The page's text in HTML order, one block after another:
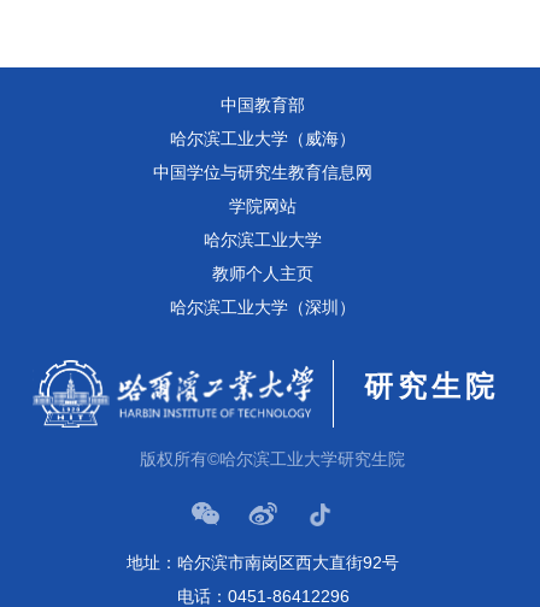
中国教育部
哈尔滨工业大学（威海）
中国学位与研究生教育信息网
学院网站
哈尔滨工业大学
教师个人主页
哈尔滨工业大学（深圳）
研究生院
版权所有©哈尔滨工业大学研究生院
地址：哈尔滨市南岗区西大直街92号
电话：0451-86412296